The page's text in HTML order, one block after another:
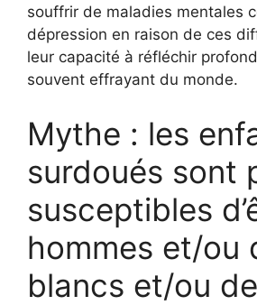
souffrir de maladies mentales
dépression en raison de ces
leur capacité à réfléchir
souvent effrayant du monde.
Mythe : les
surdoués sont
susceptibles
hommes et/ou
blancs et/ou